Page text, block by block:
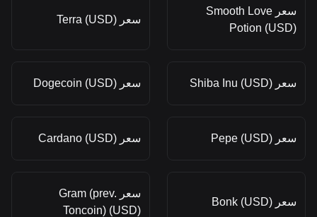
سعر Smooth Love
Potion (USD)
سعر Terra (USD)
سعر Shiba Inu (USD) سعر Dogecoin (USD)
سعر Pepe (USD) سعر Cardano (USD)
سعر Bonk (USD)
سعر Gram (prev.
Toncoin) (USD)